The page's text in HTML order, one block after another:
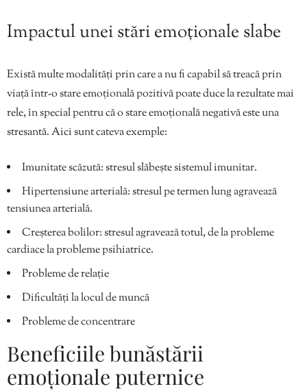
Impactul unei stări emoționale slabe
Există multe modalități prin care a nu fi capabil să treacă prin
viață într-o stare emoțională pozitivă poate duce la rezultate mai
rele, în special pentru că o stare emoțională negativă este una
stresantă. Aici sunt cateva exemple:
Imunitate scăzută: stresul slăbește sistemul imunitar.
Hipertensiune arterială: stresul pe termen lung agravează
tensiunea arterială.
Creșterea bolilor: stresul agravează totul, de la probleme
cardiace la probleme psihiatrice.
Probleme de relație
Dificultăți la locul de muncă
Probleme de concentrare
Beneficiile bunăstării
emoționale puternice